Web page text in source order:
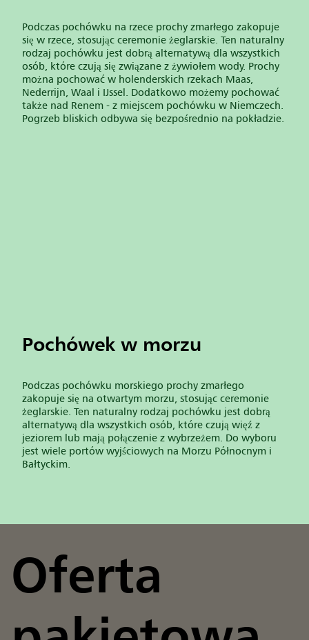
Podczas pochówku na rzece prochy zmarłego zakopuje
się w rzece, stosując ceremonie żeglarskie. Ten naturalny
rodzaj pochówku jest dobrą alternatywą dla wszystkich
osób, które czują się związane z żywiołem wody. Prochy
można pochować w holenderskich rzekach Maas,
Nederrijn, Waal i IJssel. Dodatkowo możemy pochować
także nad Renem - z miejscem pochówku w Niemczech.
Pogrzeb bliskich odbywa się bezpośrednio na pokładzie.
Pochówek w morzu
Podczas pochówku morskiego prochy zmarłego
zakopuje się na otwartym morzu, stosując ceremonie
żeglarskie. Ten naturalny rodzaj pochówku jest dobrą
alternatywą dla wszystkich osób, które czują więź z
jeziorem lub mają połączenie z wybrzeżem. Do wyboru
jest wiele portów wyjściowych na Morzu Północnym i
Bałtyckim.
Oferta